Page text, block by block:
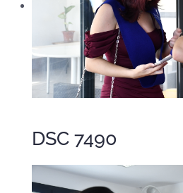
DSC 7490